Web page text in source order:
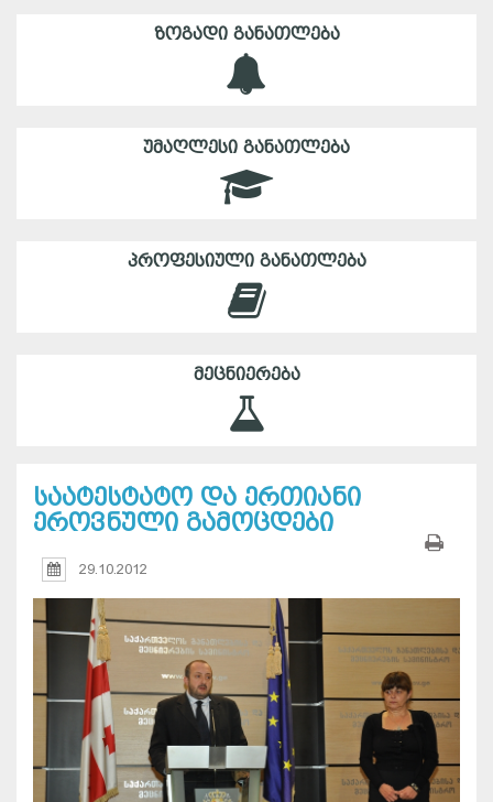
ᲖᲝᲒᲐᲓᲘ ᲒᲐᲜᲐᲗᲚᲔᲑᲐ
ᲣᲛᲐᲦᲚᲔᲡᲘ ᲒᲐᲜᲐᲗᲚᲔᲑᲐ
ᲞᲠᲝᲤᲔᲡᲘᲣᲚᲘ ᲒᲐᲜᲐᲗᲚᲔᲑᲐ
ᲛᲔᲪᲜᲘᲔᲠᲔᲑᲐ
საატესტატო და ერთიანი
ეროვნული გამოცდები
29.10.2012